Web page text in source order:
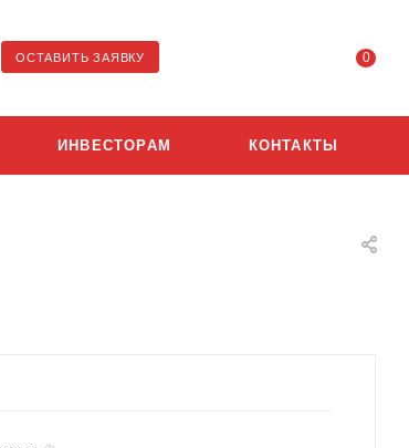
ОСТАВИТЬ ЗАЯВКУ 0
ИНВЕСТОРАМ КОНТАКТЫ